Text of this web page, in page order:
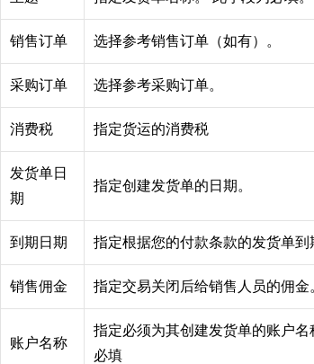
销售订单 选择参考销售订单（如有）。
采购订单 选择参考采购订单。
消费税 指定货运的消费税
发货单日
期
指定创建发货单的日期。
到期日期 指定根据您的付款条款的发货单到
销售佣金 指定交易关闭后给销售人员的佣金
账户名称
指定必须为其创建发货单的账户名
必填